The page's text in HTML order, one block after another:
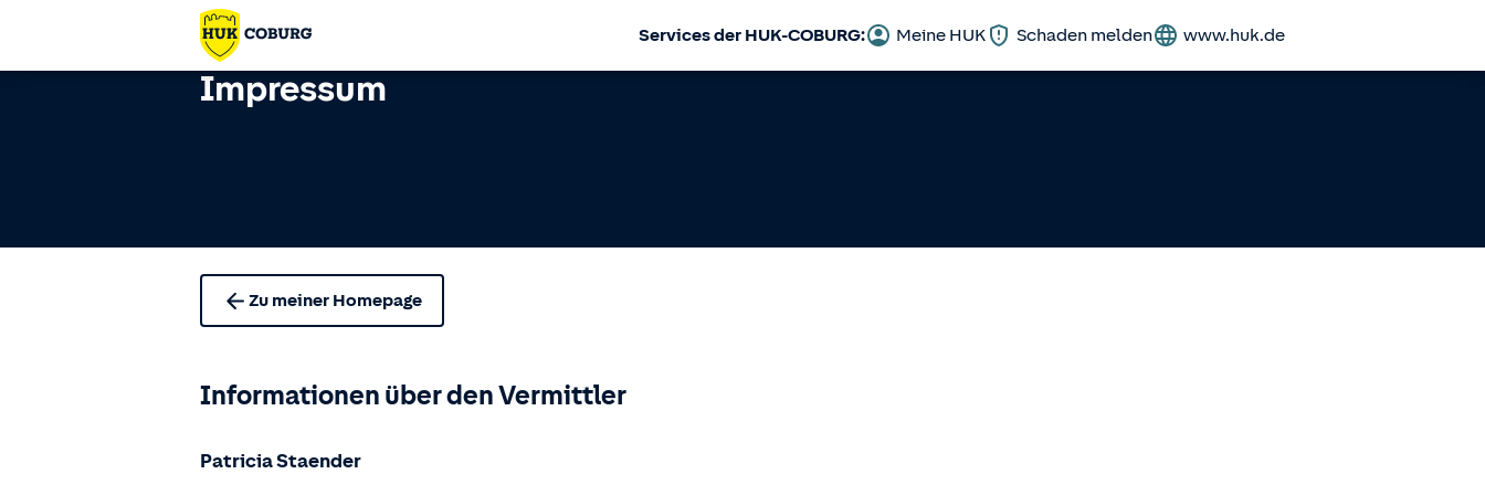
Services der HUK-COBURG: Meine HUK Schaden melden www.huk.de
Impressum
Zu meiner Homepage
Informationen über den Vermittler
Patricia Staender